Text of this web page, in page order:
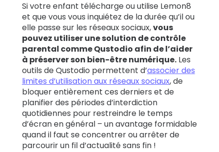
Si votre enfant télécharge ou utilise Lemon8
et que vous vous inquiétez de la durée qu’il ou
elle passe sur les réseaux sociaux,vous
pouvez utiliser une solution de contrôle
parental comme Qustodio afin de l’aider
à préserver son bien-être numérique.Les
outils de Qustodio permettent d’associer des
limites d’utilisation aux réseaux sociaux, de
bloquer entièrement ces derniers et de
planifier des périodes d’interdiction
quotidiennes pour restreindre le temps
d’écran en général – un avantage formidable
quand il faut se concentrer ou arrêter de
parcourir un fil d’actualité sans fin !